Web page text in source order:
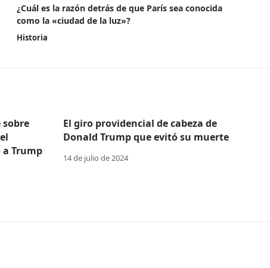
¿Cuál es la razón detrás de que París sea conocida
como la «ciudad de la luz»?
Historia
Trump
El giro providencial de cabeza de
Donald Trump que evitó su muerte
14 de julio de 2024